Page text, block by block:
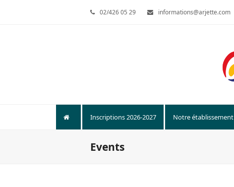
02/426 05 29 informations@arjette.com
Inscriptions 2026-2027 Notre établissement
Events